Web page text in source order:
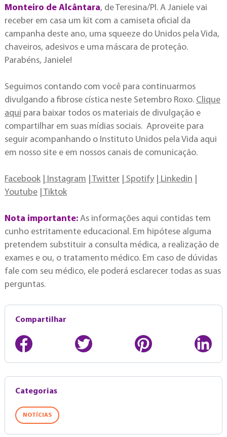
Monteiro de Alcântara, de Teresina/PI. A Janiele vai
receber em casa um kit com a camiseta oficial da
campanha deste ano, uma squeeze do Unidos pela Vida,
chaveiros, adesivos e uma máscara de proteção.
Parabéns, Janiele!
Seguimos contando com você para continuarmos
divulgando a fibrose cística neste Setembro Roxo. Clique
aqui para baixar todos os materiais de divulgação e
compartilhar em suas mídias sociais. Aproveite para
seguir acompanhando o Instituto Unidos pela Vida aqui
em nosso site e em nossos canais de comunicação.
Facebook| Instagram Twitter| Spotify| Linkedin
Youtube| Tiktok
Nota importante:As informações aqui contidas tem
cunho estritamente educacional. Em hipótese alguma
pretendem substituir a consulta médica, a realização de
exames e ou, o tratamento médico. Em caso de dúvidas
fale com seu médico, ele poderá esclarecer todas as suas
perguntas.
Compartilhar
Categorias
NOTÍCIAS